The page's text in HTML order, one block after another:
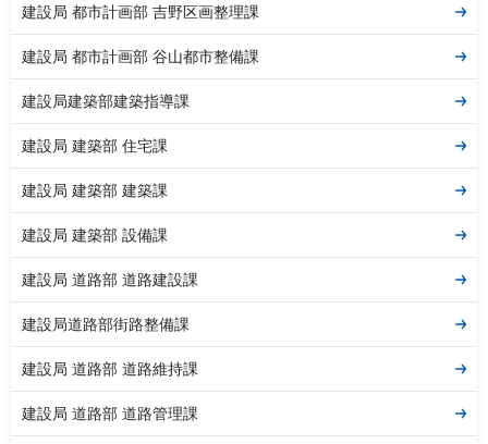
建設局 都市計画部 吉野区画整理課
建設局 都市計画部 谷山都市整備課
建設局建築部建築指導課
建設局 建築部 住宅課
建設局 建築部 建築課
建設局 建築部 設備課
建設局 道路部 道路建設課
建設局道路部街路整備課
建設局 道路部 道路維持課
建設局 道路部 道路管理課